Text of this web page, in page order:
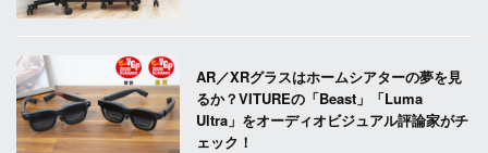
AR／XRグラスはホームシアターの夢を見
るか？VITUREの「Beast」「Luma
Ultra」をオーディオビジュアル評論家がチ
ェック！